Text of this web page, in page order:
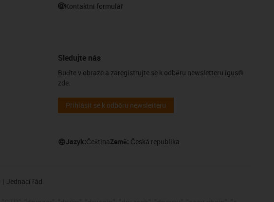
Kontaktní formulář
Sledujte nás
Buďte v obraze a zaregistrujte se k odběru newsletteru igus®
zde.
Přihlásit se k odběru newsletteru
Jazyk:ČeštinaZemě: Česká republika
Jednací řád